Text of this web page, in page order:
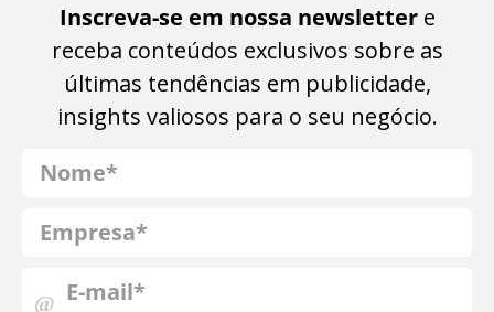
Inscreva-se em nossa newslettere
receba conteúdos exclusivos sobre as
últimas tendências em publicidade,
insights valiosos para o seu negócio.